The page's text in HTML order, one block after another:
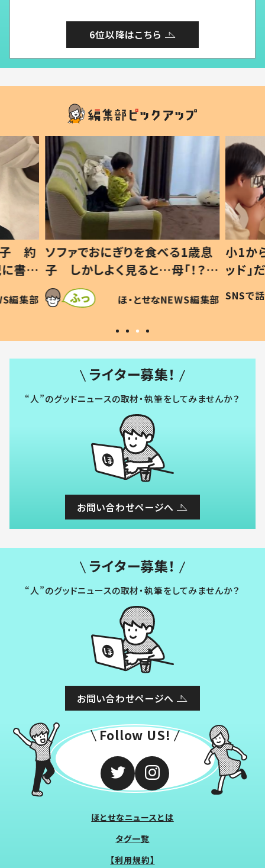
6位以降はこちら
歳息
？」
編集部
小1から不登校、息子は「ギフテ
ッド」だった 父が“ウチ給食”を
作り続ける理由とは #令和の親
#令和の子
SNSで話題 ほ・とせなNEWS編集部
ひ孫
が、抱
「涙
い」
ライター募集！
“人”のグッドニュースの取材・執筆をしてみませんか？
お問い合わせページへ
ライター募集！
“人”のグッドニュースの取材・執筆をしてみませんか？
お問い合わせページへ
Follow US!
ほとせなニュースとは
タグ一覧
【利用規約】